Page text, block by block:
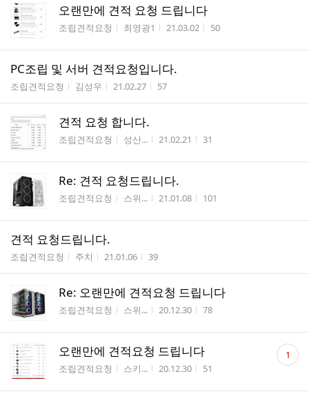
오랜만에 견적 요청 드립니다
게시판명
조립견적요청 작성자
최영광1 작성시간
21.03.02 조회수
50
PC조립 및 서버 견적요청입니다.
게시판명
조립견적요청 작성자
김성우 작성시간
21.02.27 조회수
57
견적 요청 합니다.
게시판명
조립견적요청 작성자
성산... 작성시간
21.02.21 조회수
31
Re: 견적 요청드립니다.
게시판명
조립견적요청 작성자
스위... 작성시간
21.01.08 조회수
101
견적 요청드립니다.
게시판명
조립견적요청 작성자
주치 작성시간
21.01.06 조회수
39
Re: 오랜만에 견적요청 드립니다
게시판명
조립견적요청 작성자
스위... 작성시간
20.12.30 조회수
78
오랜만에 견적요청 드립니다
게시판명
조립견적요청 작성자
스키... 작성시간
20.12.30 조회수
51
댓
글 1